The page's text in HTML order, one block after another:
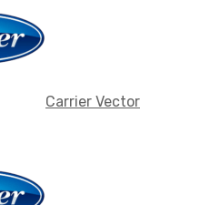
Carrier Vector